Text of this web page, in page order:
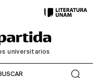
universitarios